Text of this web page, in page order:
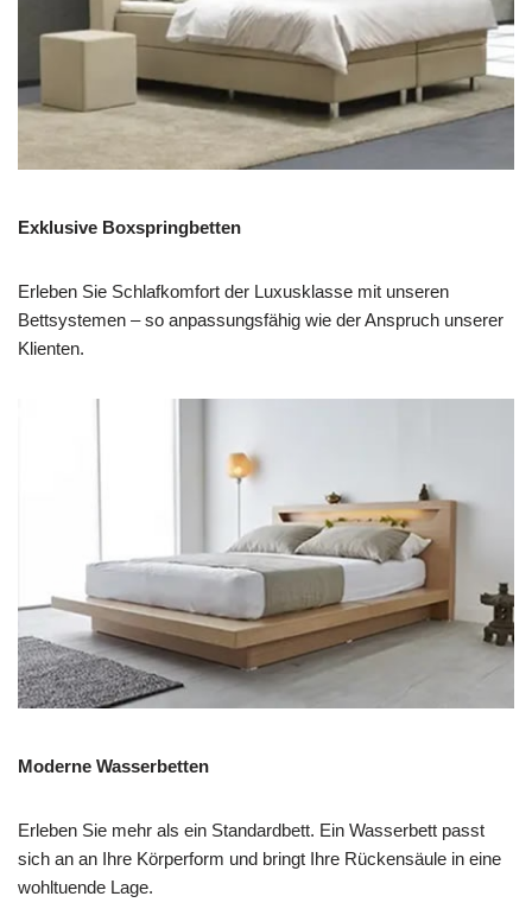
Exklusive Boxspringbetten
Erleben Sie Schlafkomfort der Luxusklasse mit unseren
Bettsystemen – so anpassungsfähig wie der Anspruch unserer
Klienten.
Moderne Wasserbetten
Erleben Sie mehr als ein Standardbett. Ein Wasserbett passt
sich an an Ihre Körperform und bringt Ihre Rückensäule in eine
wohltuende Lage.